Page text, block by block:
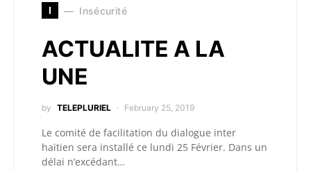
I Insécurité
ACTUALITE A LA
UNE
by TELEPLURIEL February 25, 2019
Le comité de facilitation du dialogue inter
haïtien sera installé ce lundi 25 Février. Dans un
délai n’excédant…